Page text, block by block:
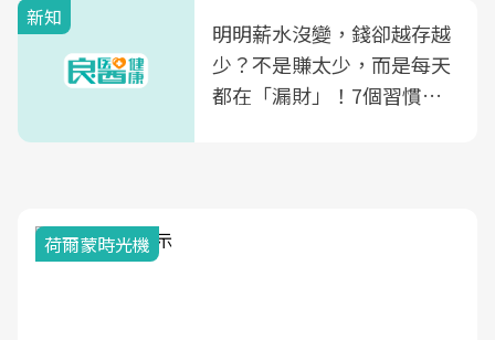
新知
明明薪水沒變，錢卻越存越
少？不是賺太少，而是每天
都在「漏財」！7個習慣一
荷爾蒙時光機